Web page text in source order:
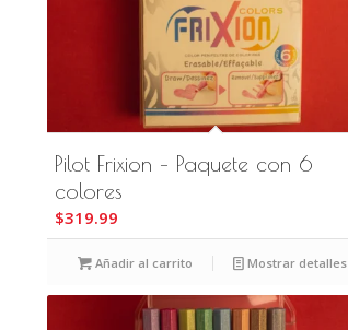
Pilot Frixion – Paquete con 6
colores
$319.99
Añadir al carrito Mostrar detalles